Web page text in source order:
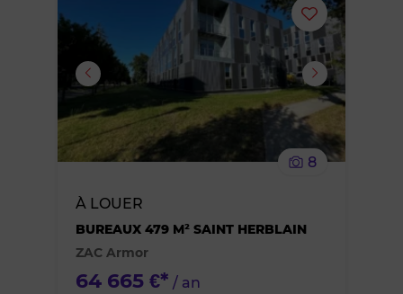
Ajouter
ou
supprimer
le
8
À LOUER
BUREAUX 479 M² SAINT HERBLAIN
ZAC Armor
64 665 €* / an